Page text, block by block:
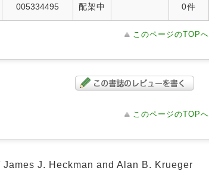
005334495 配架中 0件
このページのTOPへ
このページのTOPへ
J. Heckman and Alan B. Krueger